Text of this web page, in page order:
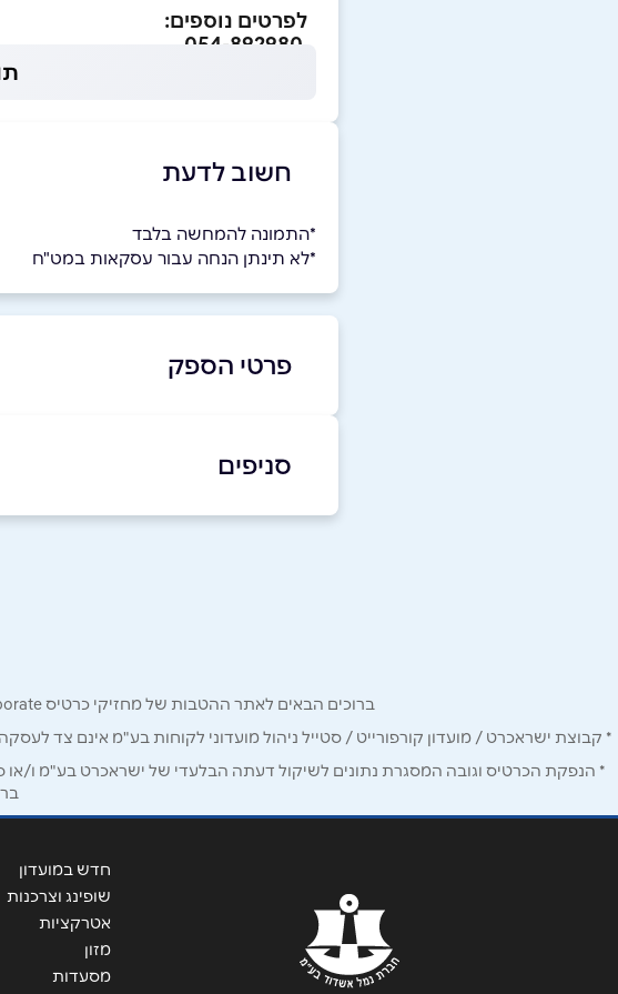
לפרטים נוספים:
חשוב לדעת
*התמונה להמחשה בלבד
*לא תינתן הנחה עבור עסקאות במט"ח
פרטי הספק
אנא חזרו אלי בקשר ל...
הודעה*
סניפים
רחובות
ברוכים הבאים לאתר ההטבות של מחזיקי כרטיס Corporate. כאן תמצאו הטבות, הנחות ומבצעים אטרקטיביים אך ורק לכם מחזיקי כרטיס קורפורייט!
* קבוצת ישראכרט / מועדון קורפורייט / סטייל ניהול מועדוני לקוחות בע"מ אינם צד
* הנפקת הכרטיס וגובה המסגרת נתונים לשיקול דעתה הבלעדי של ישראכרט בע"מ ו/או
חדש במועדון
שופינג וצרכנות
אטרקציות
מזון
מסעדות